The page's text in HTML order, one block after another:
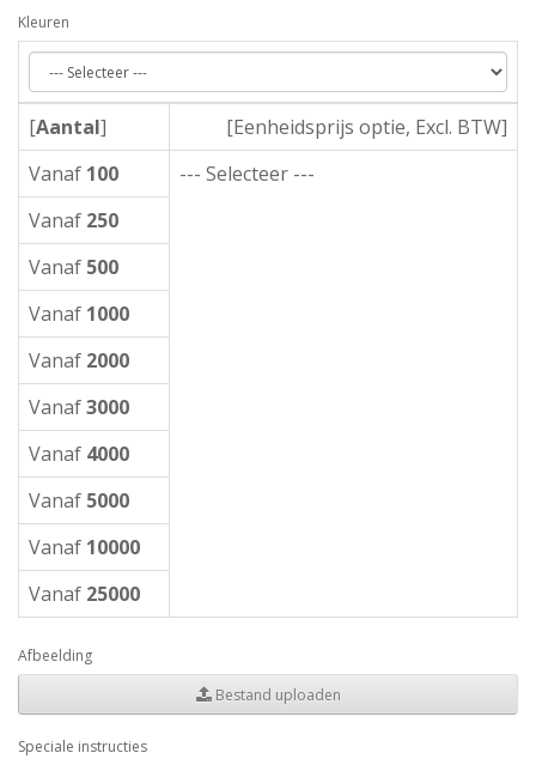
Kleuren
[Aantal]
[Eenheidsprijs optie, Excl. BTW]
Vanaf 100
--- Selecteer ---
Vanaf 250
Vanaf 500
Vanaf 1000
Vanaf 2000
Vanaf3000
Vanaf 4000
Vanaf 5000
Vanaf 10000
Vanaf 25000
Afbeelding
Bestand uploaden
Speciale instructies